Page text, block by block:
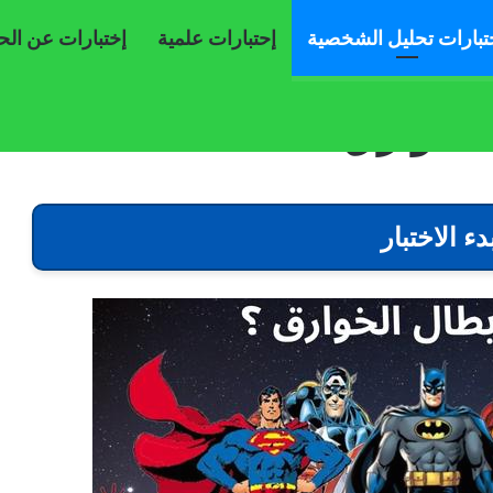
تحليل الشخصية إحتبارات علمية إختبارات عن
أنت ؟
الاختبار